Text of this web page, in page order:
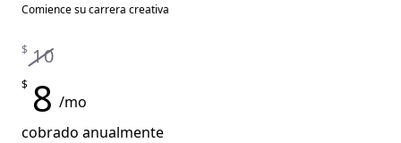
Comience su carrera creativa
$ 10
$ 8 /mo
cobrado anualmente